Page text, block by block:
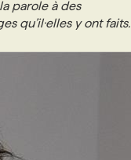
parole à des
qu’il·elles y ont faits.